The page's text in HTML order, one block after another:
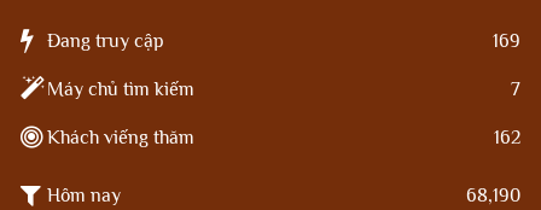
Đang truy cập 169
Máy chủ tìm kiếm 7
Khách viếng thăm 162
Hôm nay 68,190